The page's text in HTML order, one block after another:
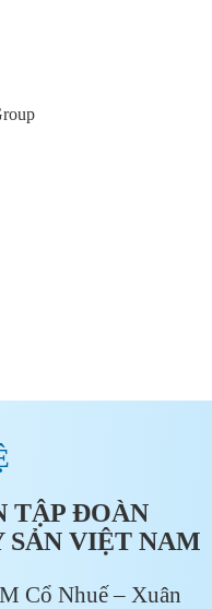
TẬP ĐOÀN
SẢN VIỆT NAM
Cổ Nhuế – Xuân